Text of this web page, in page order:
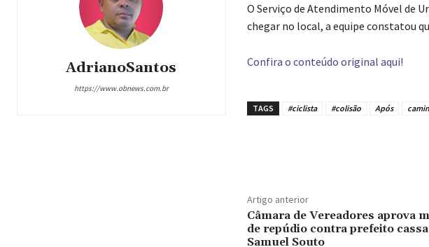
AdrianoSantos
https://www.obnews.com.br
O Serviço de Atendimento Móvel de
chegar no local, a equipe constatou
Confira o conteúdo original aqui!
TAGS #ciclista #colisão Após
Artigo anterior
Câmara de Vereadores aprova
de repúdio contra prefeito
Samuel Souto